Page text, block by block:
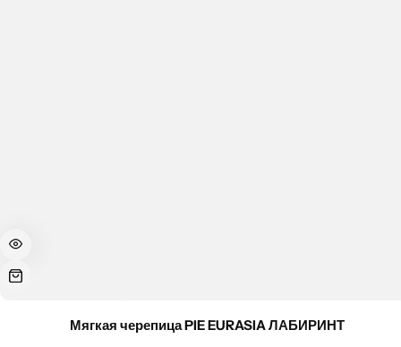
Мягкая черепица PIE EURASIA ЛАБИРИНТ